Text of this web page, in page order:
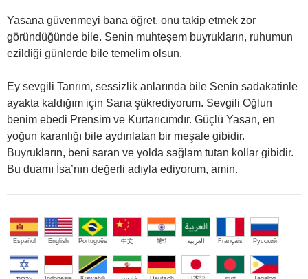
Yasana güvenmeyi bana öğret, onu takip etmek zor
göründüğünde bile. Senin muhteşem buyrukların, ruhumun
ezildiği günlerde bile temelim olsun.
Ey sevgili Tanrım, sessizlik anlarında bile Senin sadakatinle
ayakta kaldığım için Sana şükrediyorum. Sevgili Oğlun
benim ebedi Prensim ve Kurtarıcımdır. Güçlü Yasan, en
yoğun karanlığı bile aydınlatan bir meşale gibidir.
Buyrukların, beni saran ve yolda sağlam tutan kollar gibidir.
Bu duamı İsa’nın değerli adıyla ediyorum, amin.
Español English Português 中文 हिंदी العربية Français Русский